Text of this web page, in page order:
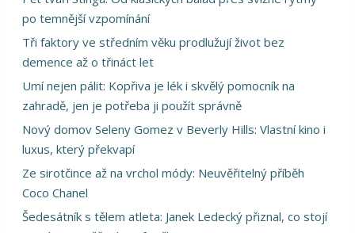
po temnější vzpomínání
Tři faktory ve středním věku prodlužují život bez
demence až o třináct let
Umí nejen pálit: Kopřiva je lék i skvělý pomocník na
zahradě, jen je potřeba ji použít správně
Nový domov Seleny Gomez v Beverly Hills: Vlastní kino i
luxus, který překvapí
Ze sirotčince až na vrchol módy: Neuvěřitelný příběh
Coco Chanel
Šedesátník s tělem atleta: Janek Ledecký přiznal, co stojí